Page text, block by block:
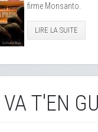
firme Monsanto.
LIRE LA SUITE
T'EN